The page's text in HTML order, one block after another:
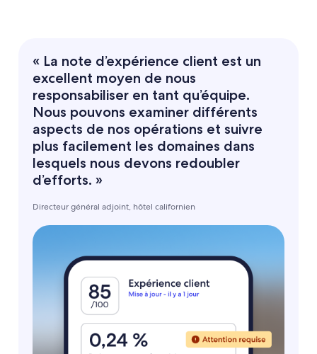
« La note d’expérience client est un
excellent moyen de nous
responsabiliser en tant qu’équipe.
Nous pouvons examiner différents
aspects de nos opérations et suivre
plus facilement les domaines dans
lesquels nous devons redoubler
d’efforts. »
Directeur général adjoint, hôtel californien